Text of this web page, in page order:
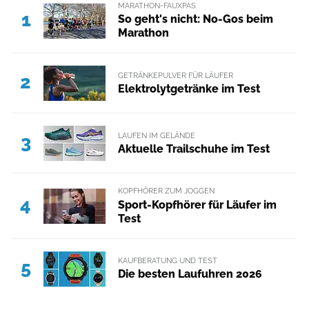
1
MARATHON-FAUXPAS
So geht's nicht: No-Gos beim
Marathon
2 GETRÄNKEPULVER FÜR LÄUFER
Elektrolytgetränke im Test
3 LAUFEN IM GELÄNDE
Aktuelle Trailschuhe im Test
4
KOPFHÖRER ZUM JOGGEN
Sport-Kopfhörer für Läufer im
Test
5 KAUFBERATUNG UND TEST
Die besten Laufuhren 2026